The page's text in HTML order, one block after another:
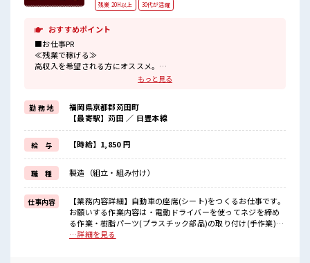
残業 20H以上
30代が活躍
おすすめポイント
■お仕事PR
≪残業で稼げる≫
高収入を希望される方にオススメ。
残業は月20時間以上あります♪
明るすぎたり奇抜でなければ基本的に自由！
(規定有)制服があると毎日の服選びに悩まずOK♪
≪未経験でも活躍できる≫
新しいことにチャレンジするのは不安だけど、
しっかり働く環境が整っています！
イチからスキルUP・ステップUP目指していきましょう！
≪自分に向いている仕事が探せる≫
困った事などがあれば、
担当がしっかりサポートします！
■職場の雰囲気
明るすぎたり奇抜過ぎなければヘアカラーOK！
休憩室で楽しくおしゃべり！
もっと見る
勤 務 地
福岡県京都郡苅田町
【最寄駅】苅田 ／ 日豊本線
給 与 【時給】1,850 円
職 種 製造（組立・組み付け）
仕事内容
【業務内容詳細】自動車の座席(シート)をつくるお仕事です。
お願いする作業内容は・電動ドライバーを使ってネジを締め
る作業・樹脂パーツ(プラスチック部品)の取り付け(手作業)・
シートカバーを手作業でかぶせて仕上げ・電動工具を使った
…詳細を見る